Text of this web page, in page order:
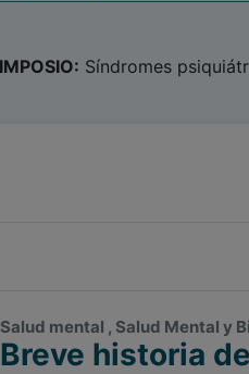
Síndromes
Salud mental , Salud Mental y
Breve historia